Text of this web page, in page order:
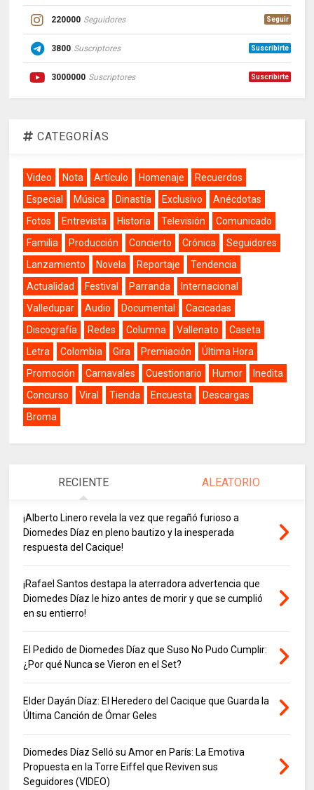
220000 Seguidores Seguir
3800 Suscriptores Suscribirte
3000000 Suscriptores Suscribirte
CATEGORÍAS
Video Nota Artículo Homenaje
Recuerdos
Especial
Música Dinastía Exclusivo
Anécdotas
Fotos
Entrevista Historia Televisión
Comunicado
Familia
Producción Concierto Crónica
Seguidores
Lanzamiento
Novela Reportaje
Tendencia
Actualidad
Festival Parranda
Internacional
Valledupar
Audio Documental
Cacicadas
Discografía
Redes Columna Vallenato
Caseta
Letra
Colombia Gira Premiación
Última Hora
Promoción
Carnavales Cuestionario Humor
Inedita
Concurso
Viral Tienda Encuesta
Descargas
Broma
RECIENTE ALEATORIO
¡Alberto Linero revela la vez que regañó furioso a
Diomedes Díaz en pleno bautizo y la inesperada
respuesta del Cacique!
¡Rafael Santos destapa la aterradora advertencia que
Diomedes Díaz le hizo antes de morir y que se cumplió
en su entierro!
El Pedido de Diomedes Díaz que Suso No Pudo Cumplir:
¿Por qué Nunca se Vieron en el Set?
Elder Dayán Díaz: El Heredero del Cacique que Guarda la
Última Canción de Ómar Geles
Diomedes Díaz Selló su Amor en París: La Emotiva
Propuesta en la Torre Eiffel que Reviven sus
Seguidores (VIDEO)